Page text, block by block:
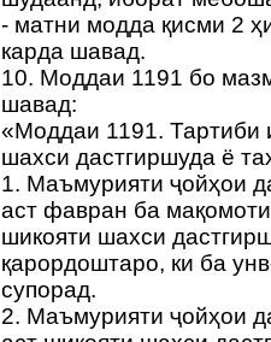
- матни модда қисми 2
карда шавад.
10. Моддаи 1191 бо
шавад:
«Моддаи 1191. Тартиби
шахси дастгиршуда ё
1. Маъмурияти ҷойҳои
аст фавран ба
шикояти шахси
қарордоштаро, ки ба
супорад.
2. Маъмурияти ҷойҳои